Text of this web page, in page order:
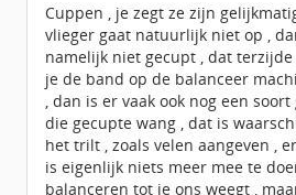
Cuppen , je zegt ze zijn
vlieger gaat natuurlijk niet op ,
namelijk niet gecupt , dat
je de band op de balanceer
, dan is er vaak ook nog een
die gecupte wang , dat is
het trilt , zoals velen aangeven ,
is eigenlijk niets meer mee te
balanceren tot je ons weegt ,